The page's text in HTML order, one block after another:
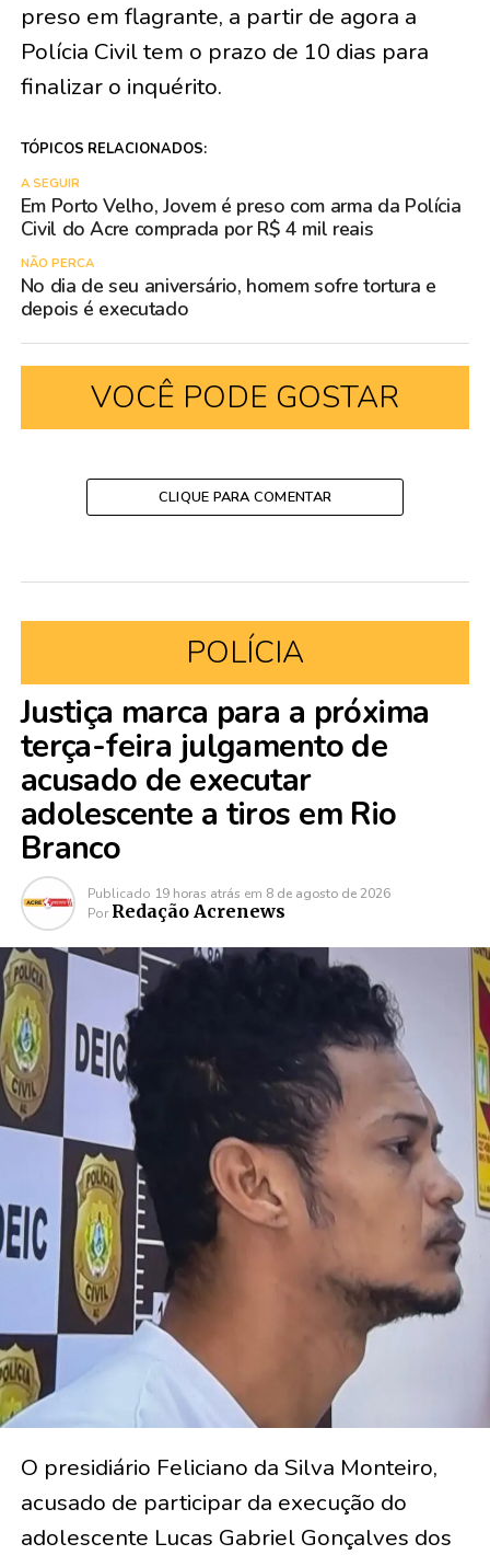
preso em flagrante, a partir de agora a
Polícia Civil tem o prazo de 10 dias para
finalizar o inquérito.
TÓPICOS RELACIONADOS:
A SEGUIR
Em Porto Velho, Jovem é preso com arma da Polícia
Civil do Acre comprada por R$ 4 mil reais
NÃO PERCA
No dia de seu aniversário, homem sofre tortura e
depois é executado
VOCÊ PODE GOSTAR
CLIQUE PARA COMENTAR
POLÍCIA
Justiça marca para a próxima
terça-feira julgamento de
acusado de executar
adolescente a tiros em Rio
Branco
Publicado 19 horas atrás em 8 de agosto de 2026
Por Redação Acrenews
O presidiário Feliciano da Silva Monteiro,
acusado de participar da execução do
adolescente Lucas Gabriel Gonçalves dos